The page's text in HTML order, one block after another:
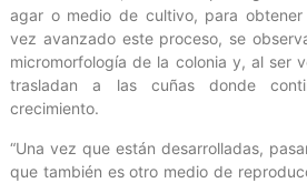
agar o medio de cultivo, para obtener
vez avanzado este proceso, se
micromorfología de la colonia y, al ser
trasladan a las cuñas donde
crecimiento.
“Una vez que están desarrolladas,
que también es otro medio de